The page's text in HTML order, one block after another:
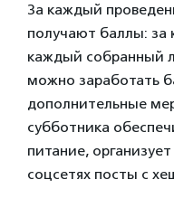
За каждый
получают баллы: за
каждый собранный
можно заработать
дополнительные
субботника
питание,
соцсетях посты с